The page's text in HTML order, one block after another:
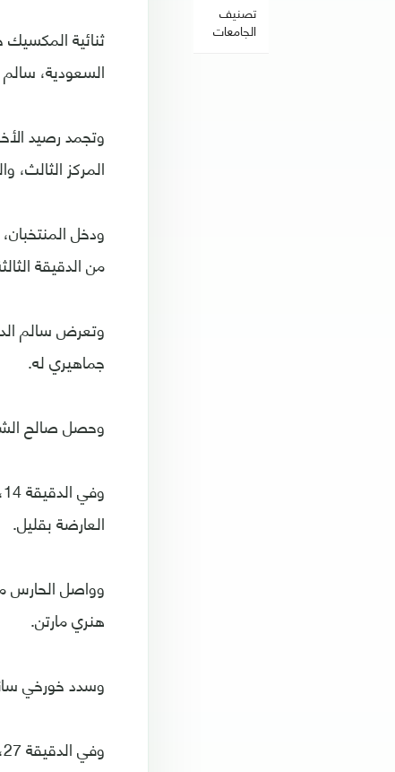
تصنيف
الجامعات
السعودية، سالم
المركز الثالث،
ودخل
من الدقيقة
وتعرض سالم
جماهيري له.
وحصل صالح
العارضة بقليل.
وواصل الحارس
هنري مارتن.
وسدد خورخي